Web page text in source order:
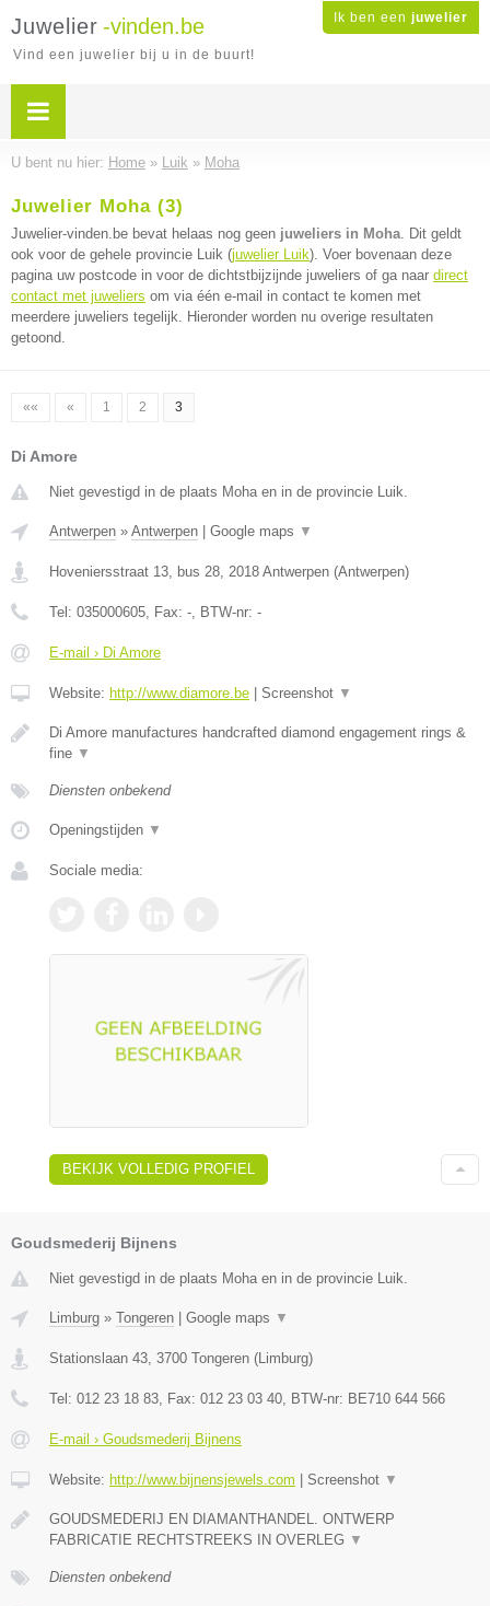
Ik ben een juwelier
Juwelier -vinden.be
Vind een juwelier bij u in de buurt!
U bent nu hier: Home » Luik » Moha
Juwelier Moha (3)
Juwelier-vinden.be bevat helaas nog geen juweliers in Moha. Dit geldt
ook voor de gehele provincie Luik (juwelier Luik). Voer bovenaan deze
pagina uw postcode in voor de dichtstbijzijnde juweliers of ga naar direct
contact met juweliers om via één e-mail in contact te komen met
meerdere juweliers tegelijk. Hieronder worden nu overige resultaten
getoond.
«« « 1 2 3
Di Amore
Niet gevestigd in de plaats Moha en in de provincie Luik.
Antwerpen » Antwerpen Google maps ▼
Hoveniersstraat 13, bus 28, 2018 Antwerpen (Antwerpen)
Tel: 035000605, Fax: -, BTW-nr: -
E-mail › Di Amore
Website: http://www.diamore.be Screenshot ▼
Di Amore manufactures handcrafted diamond engagement rings &
fine ▼
Diensten onbekend
Openingstijden ▼
Sociale media:
BEKIJK VOLLEDIG PROFIEL
Goudsmederij Bijnens
Niet gevestigd in de plaats Moha en in de provincie Luik.
Limburg » Tongeren | Google maps ▼
Stationslaan 43 3700 Tongeren (Limburg)
Tel: 012 23 18 83 , Fax: 012 23 03 40 , BTW-nr: BE710 644 566
E-mail › Goudsmederij Bijnens
Website: http://www.bijnensjewels.com | Screenshot ▼
GOUDSMEDERIJ EN DIAMANTHANDEL. ONTWERP
FABRICATIE RECHTSTREEKS IN OVERLEG ▼
Diensten onbekend